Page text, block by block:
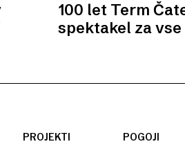
100 let Term
spektakel za
PROJEKTI
POGOJI